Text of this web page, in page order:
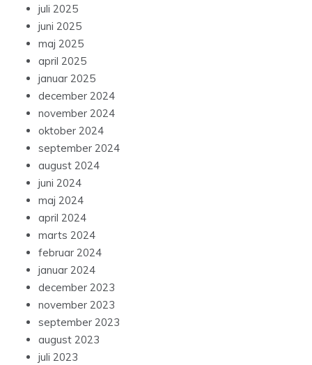
juli 2025
juni 2025
maj 2025
april 2025
januar 2025
december 2024
november 2024
oktober 2024
september 2024
august 2024
juni 2024
maj 2024
april 2024
marts 2024
februar 2024
januar 2024
december 2023
november 2023
september 2023
august 2023
juli 2023